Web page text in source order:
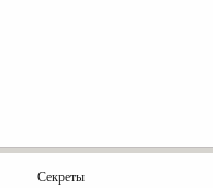
Секреты